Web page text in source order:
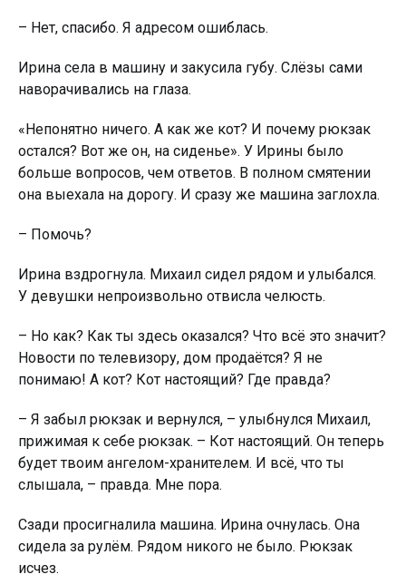
– Нет, спасибо. Я адресом ошиблась.
Ирина села в машину и закусила губу. Слёзы сами
наворачивались на глаза.
«Непонятно ничего. А как же кот? И почему рюкзак
остался? Вот же он, на сиденье». У Ирины было
больше вопросов, чем ответов. В полном смятении
она выехала на дорогу. И сразу же машина заглохла.
– Помочь?
Ирина вздрогнула. Михаил сидел рядом и улыбался.
У девушки непроизвольно отвисла челюсть.
– Но как? Как ты здесь оказался? Что всё это значит?
Новости по телевизору, дом продаётся? Я не
понимаю! А кот? Кот настоящий? Где правда?
– Я забыл рюкзак и вернулся, – улыбнулся Михаил,
прижимая к себе рюкзак. – Кот настоящий. Он теперь
будет твоим ангелом-хранителем. И всё, что ты
слышала, – правда. Мне пора.
Сзади просигналила машина. Ирина очнулась. Она
сидела за рулём. Рядом никого не было. Рюкзак
исчез.